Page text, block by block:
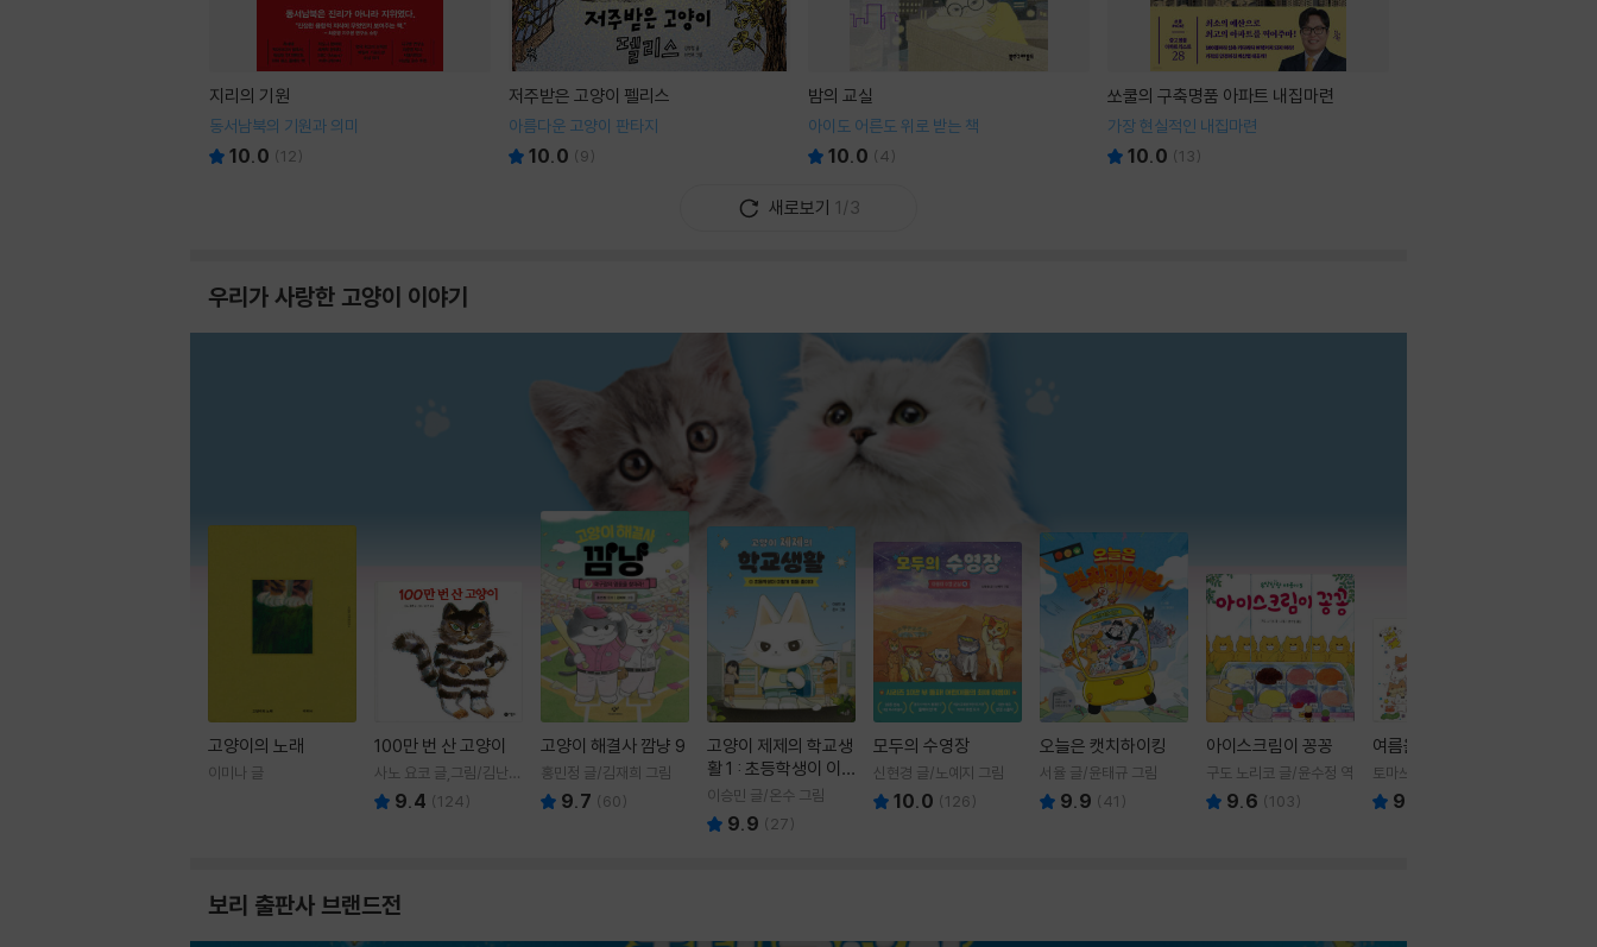
지리의 기원
동서남북의 기원과 의미
10.0 (12)
저주받은 고양이 펠리스
아름다운 고양이 판타지
10.0 (9)
밤의 교실
아이도 어른도 위로 받는 책
10.0 (4)
쏘쿨의 구축명품 아파트 내집마련
가장 현실적인 내집마련
10.0 (13)
새로보기 1/3
우리가 사랑한 고양이 이야기
고양이의 노래
이미나 글
100만 번 산 고양이
사노 요코 글,그림/김난주
역 9.4 (124)
고양이 해결사 깜냥 9
홍민정 글/김재희 그림
9.7 (60)
고양이 제제의 학교생
활 1 : 초등학생이 이
렇게 힘들 줄이야
이승민 글/온수 그림
9.9 ( 27)
모두의 수영장
신현경 글/노예지 그림
10.0 (126)
오늘은 캣치하이킹
서율 글/윤태규 그림
9.9 (41 )
아이스크림이 꽁꽁
구도 노리코 글/윤수정 역
9.6 (103)
여름을 부탁해
토마쓰리 글그림
9.8
보리 출판사 브랜드전